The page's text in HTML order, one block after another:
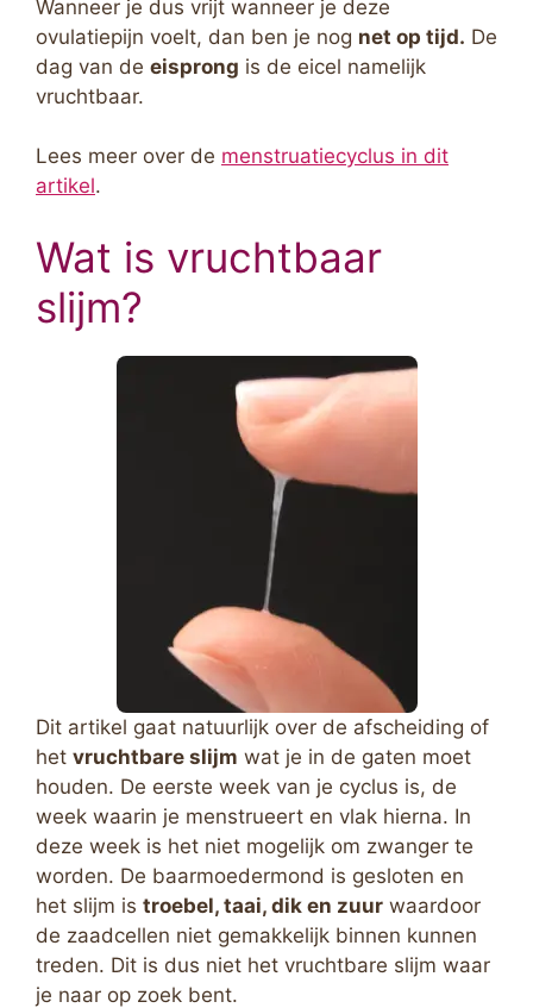
Wanneer je dus vrijt wanneer je deze
ovulatiepijn voelt, dan ben je nog net op tijd. De
dag van de eisprong is de eicel namelijk
vruchtbaar.
Lees meer over de menstruatiecyclus in dit
artikel.
Wat is vruchtbaar
slijm?
Dit artikel gaat natuurlijk over de afscheiding of
het vruchtbare slijm wat je in de gaten moet
houden. De eerste week van je cyclus is, de
week waarin je menstrueert en vlak hierna. In
deze week is het niet mogelijk om zwanger te
worden. De baarmoedermond is gesloten en
het slijm is troebel, taai, dik en zuur waardoor
de zaadcellen niet gemakkelijk binnen kunnen
treden. Dit is dus niet het vruchtbare slijm waar
je naar op zoek bent.